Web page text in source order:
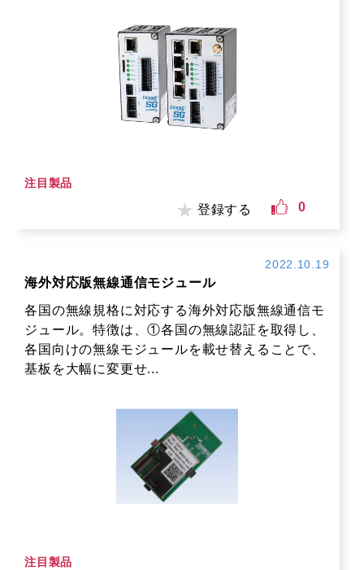
注目製品
登録する 0
2022.10.19
海外対応版無線通信モジュール
各国の無線規格に対応する海外対応版無線通信モ
ジュール。特徴は、①各国の無線認証を取得し、
各国向けの無線モジュールを載せ替えることで、
基板を大幅に変更せ...
注目製品